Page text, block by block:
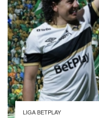
LIGA BETPLAY